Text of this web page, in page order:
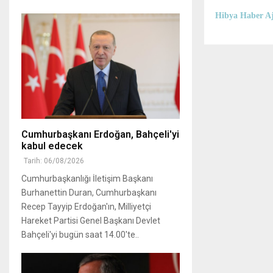
Hibya Haber
Cumhurbaşkanı Erdoğan, Bahçeli'yi
kabul edecek
Tarih: 06/08/2026
Cumhurbaşkanlığı İletişim Başkanı
Burhanettin Duran, Cumhurbaşkanı
Recep Tayyip Erdoğan'ın, Milliyetçi
Hareket Partisi Genel Başkanı Devlet
Bahçeli'yi bugün saat 14.00'te..